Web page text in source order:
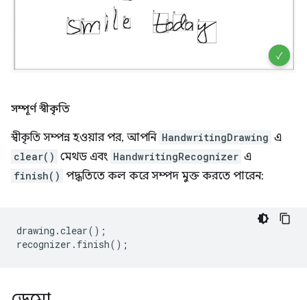
সম্পূর্ণ স্বীকৃতি
স্বীকৃতি সম্পন্ন হওয়ার পর, আপনি HandwritingDrawing এ
clear() মেথড এবং HandwritingRecognizer এ
finish() পদ্ধতিতে কল করে সম্পদ মুক্ত করতে পারেন:
drawing .clear();
recognizer . finish();